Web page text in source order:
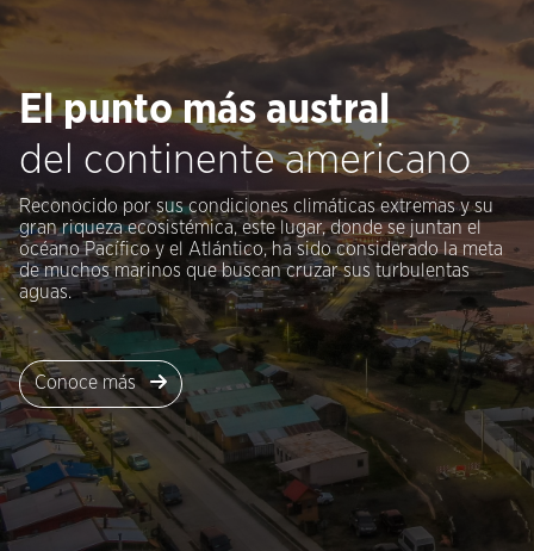
El punto más austral
del continente americano
Reconocido por sus condiciones climáticas extremas y su
gran riqueza ecosistémica, este lugar, donde se juntan el
océano Pacífico y el Atlántico, ha sido considerado la meta
de muchos marinos que buscan cruzar sus turbulentas
aguas.
Conoce más